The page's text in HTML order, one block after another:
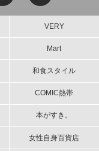
VERY
Mart
和食スタイル
COMIC熱帯
本がすき。
女性自身百貨店